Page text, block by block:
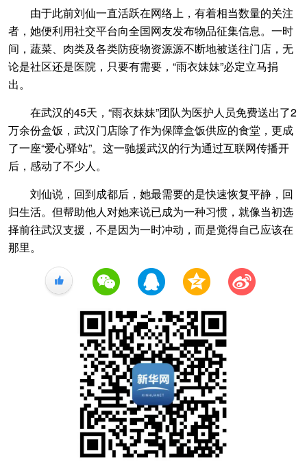
由于此前刘仙一直活跃在网络上，有着相当数量的关注
者，她便利用社交平台向全国网友发布物品征集信息。一时
间，蔬菜、肉类及各类防疫物资源源不断地被送往门店，无
论是社区还是医院，只要有需要，“雨衣妹妹”必定立马捐
出。
在武汉的45天，“雨衣妹妹”团队为医护人员免费送出了2
万余份盒饭，武汉门店除了作为保障盒饭供应的食堂，更成
了一座“爱心驿站”。这一驰援武汉的行为通过互联网传播开
后，感动了不少人。
刘仙说，回到成都后，她最需要的是快速恢复平静，回
归生活。但帮助他人对她来说已成为一种习惯，就像当初选
择前往武汉支援，不是因为一时冲动，而是觉得自己应该在
那里。
+1